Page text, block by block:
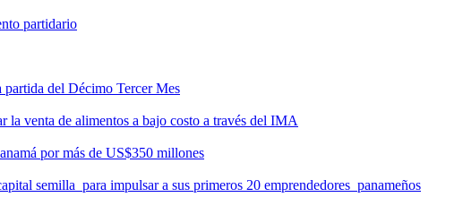
partidario
partida del Décimo Tercer Mes
la venta de alimentos a bajo costo a través del IMA
por más de US$350 millones
semilla para impulsar a sus primeros 20 emprendedores panameños